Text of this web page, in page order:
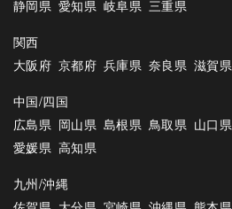
静岡県 愛知県 岐阜県 三重県
関西
大阪府 京都府 兵庫県 奈良県 滋賀県
中国/四国
広島県 岡山県 島根県 鳥取県 山口県
愛媛県 高知県
九州/沖縄